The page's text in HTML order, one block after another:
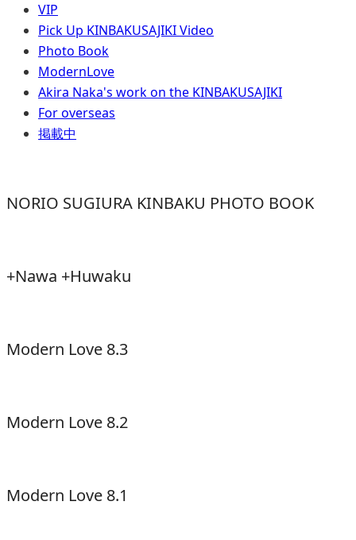
VIP
Pick Up KINBAKUSAJIKI Video
Photo Book
ModernLove
Akira Naka's work on the KINBAKUSAJIKI
For overseas
掲載中
NORIO SUGIURA KINBAKU PHOTO BOOK
+Nawa +Huwaku
Modern Love 8.3
Modern Love 8.2
Modern Love 8.1